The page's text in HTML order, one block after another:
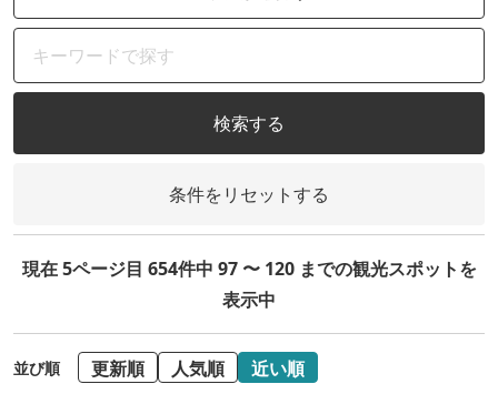
検索する
条件をリセットする
現在 5ページ目 654件中 97 〜 120 までの観光スポットを
表示中
並び順 更新順 人気順 近い順